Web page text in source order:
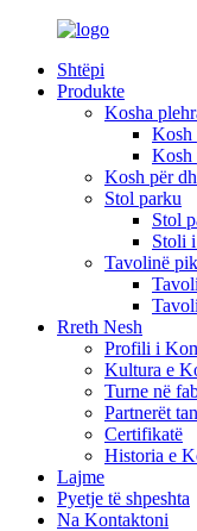
Shtëpi
Produkte
Kosha
Kosh
Kosh
Kosh për
Stol parku
Stol
Stoli
Tavolinë
Rreth Nesh
Profili i
Kultura e
Turne në
Partnerët
Certifikatë
Historia e
Lajme
Pyetje të shpeshta
Na Kontaktoni